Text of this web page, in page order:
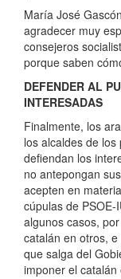
María José
agradecer muy
consejeros
porque saben
DEFENDER AL
INTERESADAS
Finalmente, los
los alcaldes de
defiendan los
no antepongan
acepten en
cúpulas de
algunos casos,
catalán en otros,
que salga del
imponer el catalán